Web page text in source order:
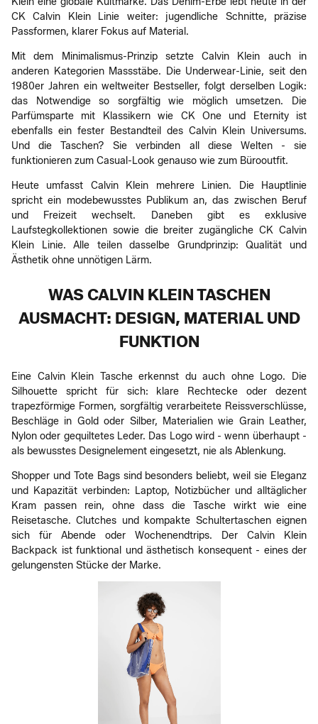
CK Calvin Klein Linie weiter: jugendliche Schnitte, präzise
Passformen, klarer Fokus auf Material.
Mit dem Minimalismus-Prinzip setzte Calvin Klein auch in
anderen Kategorien Massstäbe. Die Underwear-Linie, seit den
1980er Jahren ein weltweiter Bestseller, folgt derselben Logik:
das Notwendige so sorgfältig wie möglich umsetzen. Die
Parfümsparte mit Klassikern wie CK One und Eternity ist
ebenfalls ein fester Bestandteil des Calvin Klein Universums.
Und die Taschen? Sie verbinden all diese Welten - sie
funktionieren zum Casual-Look genauso wie zum Bürooutfit.
Heute umfasst Calvin Klein mehrere Linien. Die Hauptlinie
spricht ein modebewusstes Publikum an, das zwischen Beruf
und Freizeit wechselt. Daneben gibt es exklusive
Laufstegkollektionen sowie die breiter zugängliche CK Calvin
Klein Linie. Alle teilen dasselbe Grundprinzip: Qualität und
Ästhetik ohne unnötigen Lärm.
WAS CALVIN KLEIN TASCHEN
AUSMACHT: DESIGN, MATERIAL UND
FUNKTION
Eine Calvin Klein Tasche erkennst du auch ohne Logo. Die
Silhouette spricht für sich: klare Rechtecke oder dezent
trapezförmige Formen, sorgfältig verarbeitete Reissverschlüsse,
Beschläge in Gold oder Silber, Materialien wie Grain Leather,
Nylon oder gequiltetes Leder. Das Logo wird - wenn überhaupt -
als bewusstes Designelement eingesetzt, nie als Ablenkung.
Shopper und Tote Bags sind besonders beliebt, weil sie Eleganz
und Kapazität verbinden: Laptop, Notizbücher und alltäglicher
Kram passen rein, ohne dass die Tasche wirkt wie eine
Reisetasche. Clutches und kompakte Schultertaschen eignen
sich für Abende oder Wochenendtrips. Der Calvin Klein
Backpack ist funktional und ästhetisch konsequent - eines der
gelungensten Stücke der Marke.